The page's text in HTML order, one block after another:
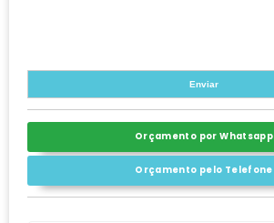
Orçamento por Whatsapp
Orçamento pelo Telefone